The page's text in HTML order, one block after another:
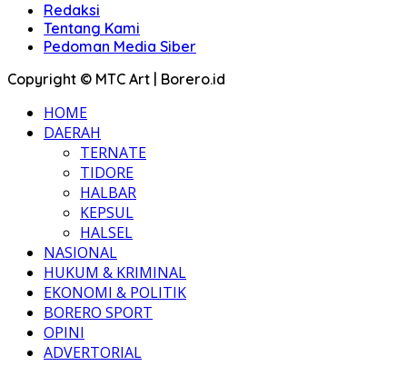
Redaksi
Tentang Kami
Pedoman Media Siber
Copyright © MTC Art | Borero.id
HOME
DAERAH
TERNATE
TIDORE
HALBAR
KEPSUL
HALSEL
NASIONAL
HUKUM & KRIMINAL
EKONOMI & POLITIK
BORERO SPORT
OPINI
ADVERTORIAL